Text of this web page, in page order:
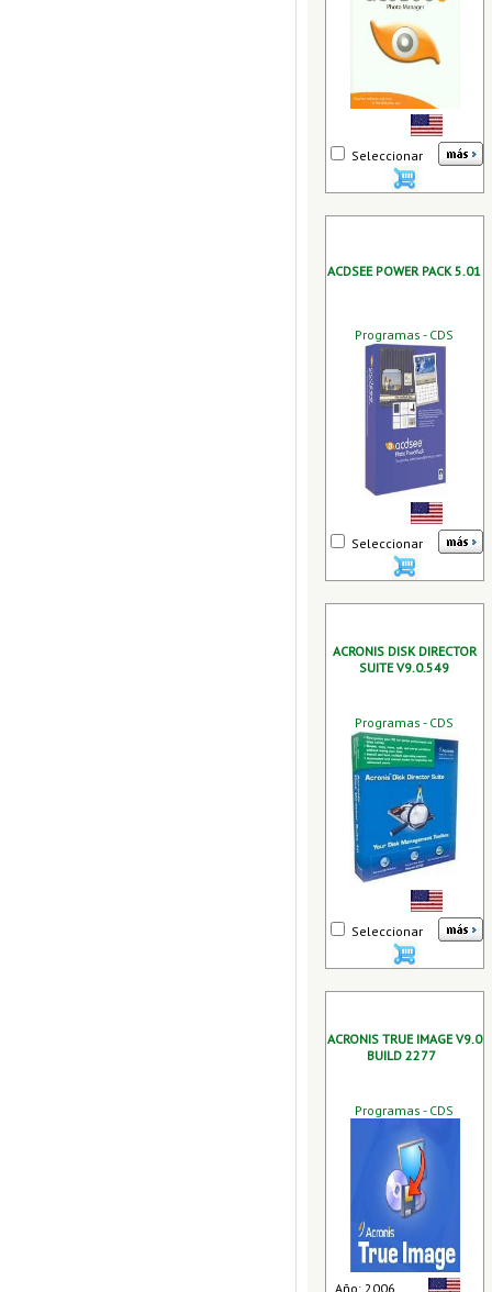
Seleccionar
ACDSEE POWER PACK 5.01
Programas - CDS
Seleccionar
ACRONIS DISK DIRECTOR
SUITE V9.0.549
Programas - CDS
Seleccionar
ACRONIS TRUE IMAGE V9.0
BUILD 2277
Programas - CDS
Año: 2006